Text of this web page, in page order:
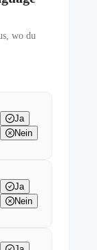
wo du
Ja
Nein
Ja
Nein